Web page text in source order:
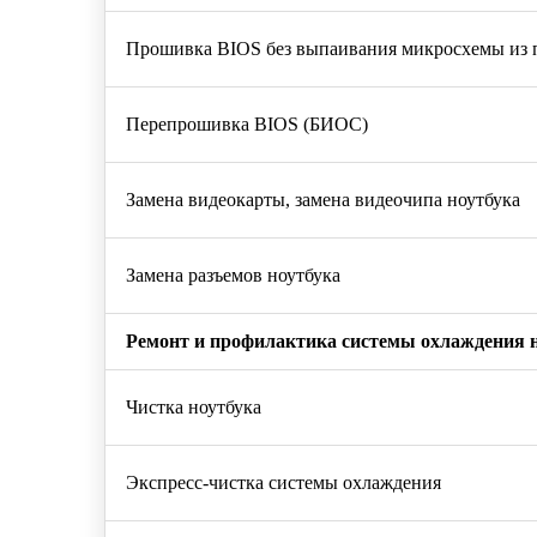
Прошивка BIOS без выпаивания микросхемы из
Перепрошивка BIOS (БИОС)
Замена видеокарты, замена видеочипа ноутбука
Замена разъемов ноутбука
Ремонт и профилактика системы охлаждения
Чистка ноутбука
Экспресс-чистка системы охлаждения